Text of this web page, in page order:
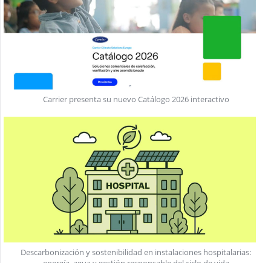
Carrier presenta su nuevo Catálogo 2026 interactivo
Descarbonización y sostenibilidad en instalaciones hospitalarias: